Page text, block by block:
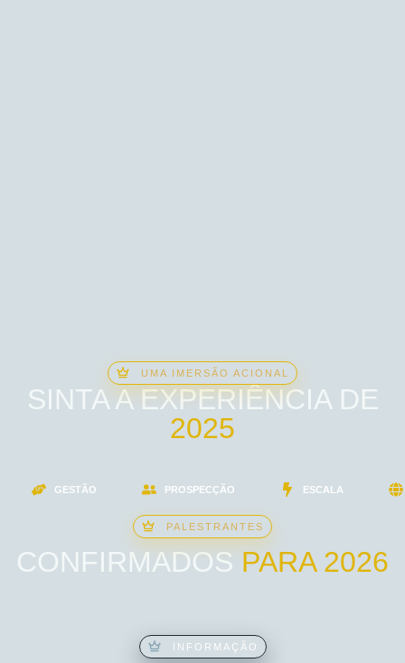
UMA IMERSÃO ACIONAL​
SINTA A EXPERIÊNCIA DE
2025
GESTÃO PROSPECÇÃO ESCALA
PALESTRANTES
CONFIRMADOS PARA 2026
INFORMAÇÃO